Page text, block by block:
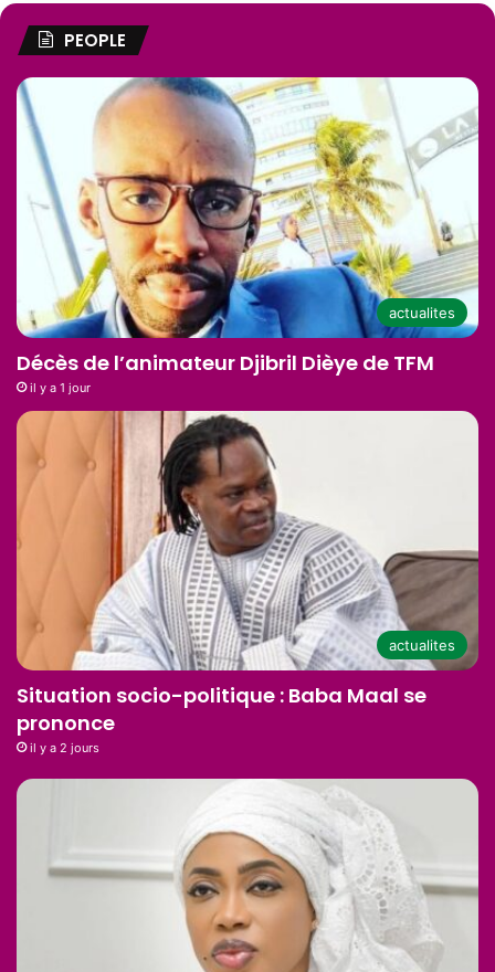
PEOPLE
actualites
Décès de l’animateur Djibril Dièye de TFM
il y a 1 jour
actualites
Situation socio-politique : Baba Maal se
prononce
il y a 2 jours